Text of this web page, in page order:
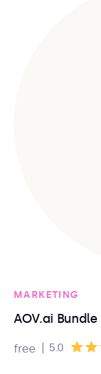
MARKETING
AOV.ai Bundle
free 5.0